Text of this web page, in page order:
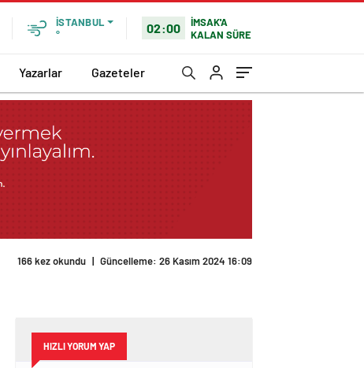
İSTANBUL
°
02:00
İMSAK'A
KALAN SÜRE
Yazarlar Gazeteler
166 kez okundu | Güncelleme: 26 Kasım 2024 16:09
HIZLI YORUM YAP